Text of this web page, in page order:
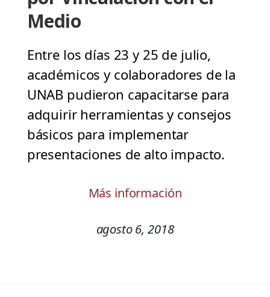
Medio
Entre los días 23 y 25 de julio,
académicos y colaboradores de la
UNAB pudieron capacitarse para
adquirir herramientas y consejos
básicos para implementar
presentaciones de alto impacto.
Más información
agosto 6, 2018